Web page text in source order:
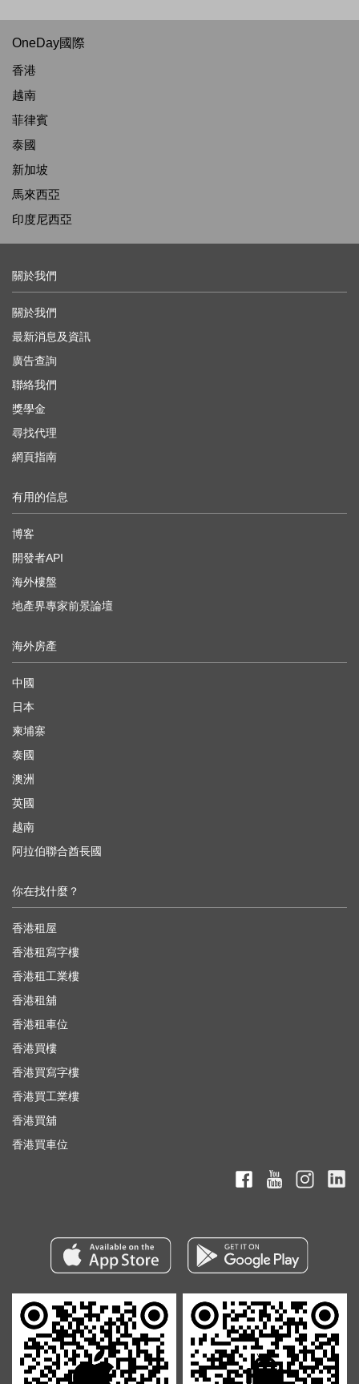
OneDay國際
香港
越南
菲律賓
泰國
新加坡
馬來西亞
印度尼西亞
關於我們
關於我們
最新消息及資訊
廣告查詢
聯絡我們
獎學金
尋找代理
網頁指南
有用的信息
博客
開發者API
海外樓盤
地產界專家前景論壇
海外房產
中國
日本
柬埔寨
泰國
澳洲
英國
越南
阿拉伯聯合酋長國
你在找什麼？
香港租屋
香港租寫字樓
香港租工業樓
香港租舖
香港租車位
香港買樓
香港買寫字樓
香港買工業樓
香港買舖
香港買車位